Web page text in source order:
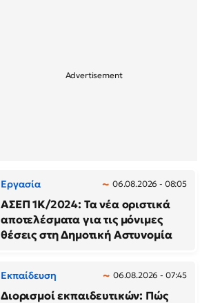
Εργασία 06.08.2026 - 08:05
ΑΣΕΠ 1Κ/2024: Τα νέα οριστικά
αποτελέσματα για τις μόνιμες
θέσεις στη Δημοτική Αστυνομία
Εκπαίδευση 06.08.2026 - 07:45
Διορισμοί εκπαιδευτικών: Πώς